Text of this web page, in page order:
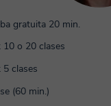
gratuita 20 min.
10 o 20 clases
5 clases
(60 min.)